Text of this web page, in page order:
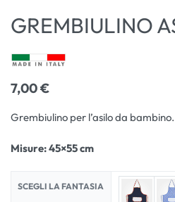
GREMBIULINO
7,00€
Grembiulino per l’asilo da bambino.
Misure: 45×55 cm
SCEGLI LA FANTASIA